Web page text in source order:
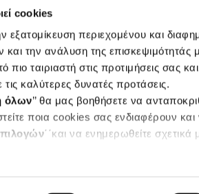
cookies
εξατομίκευση περιεχομένου και
την ανάλυση της επισκεψιμότητάς
ταιριαστή στις προτιμήσεις σας
καλύτερες δυνατές προτάσεις.
όλων’’ θα μας βοηθήσετε να
ποια cookies σας ενδιαφέρουν και
΄΄και να ενημερωθείτε
"Λίστες Επιθυμητών" και τη Βιβλιοθήκη
Αναζήτησης
Τιμής Βιβλίων